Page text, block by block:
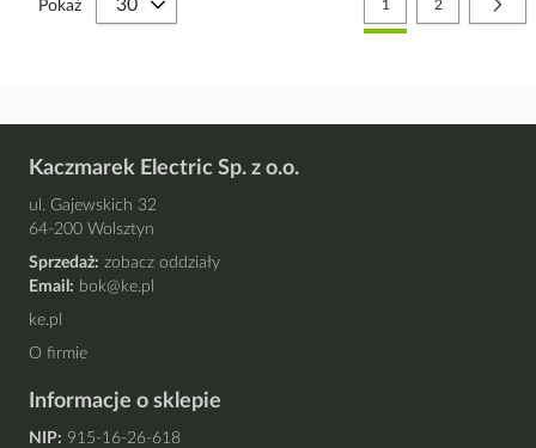
Aktualnie czytasz stronę
1 Strona
2
Pokaż
Kaczmarek Electric Sp. z o.o.
ul. Gajewskich 32
64-200 Wolsztyn
Sprzedaż: zobacz oddziały
Email: bok@ke.pl
ke.pl
O firmie
Informacje o sklepie
NIP: 915-16-26-618